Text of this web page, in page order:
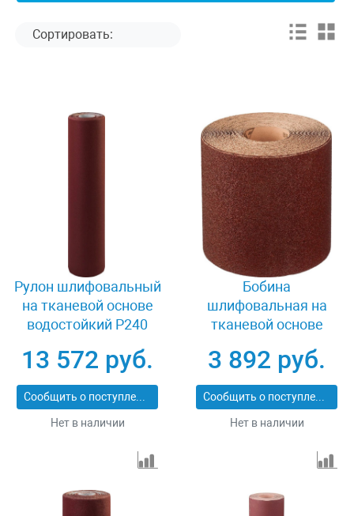
Рулон шлифовальный
на тканевой основе
водостойкий Р240
35501-240
13 572 руб.
Сообщить о поступлении
Нет в наличии
Бобина
шлифовальная на
тканевой основе
200мм х 20м БАЗ
35503-50-200
3 892 руб.
Сообщить о поступлении
Нет в наличии